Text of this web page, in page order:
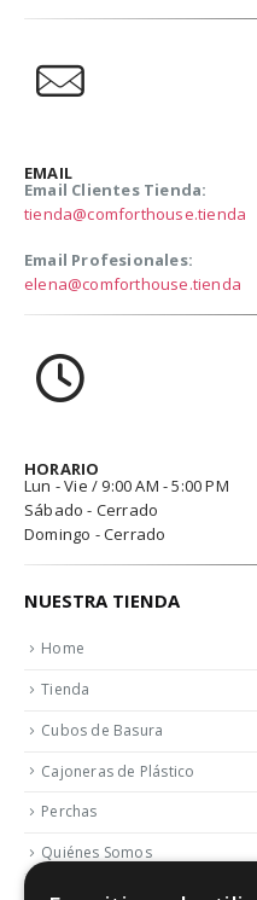
EMAIL
Email Clientes Tienda:
tienda@comforthouse.tienda
Email Profesionales:
elena@comforthouse.tienda
HORARIO
Lun - Vie / 9:00 AM - 5:00 PM
Sábado - Cerrado
Domingo - Cerrado
NUESTRA TIENDA
Home
Tienda
Cubos de Basura
Cajoneras de Plástico
Perchas
Quiénes Somos
Contactar